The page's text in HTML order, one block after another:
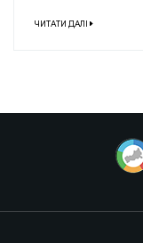
ЧИТАТИ ДАЛІ